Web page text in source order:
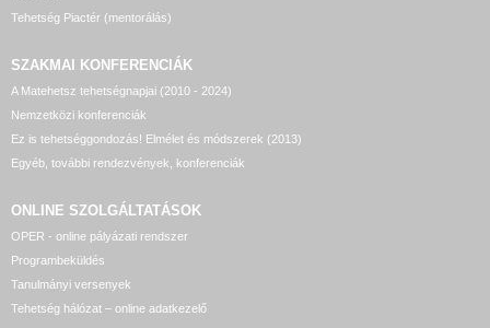
Tehetség Piactér (mentorálás)
SZAKMAI KONFERENCIÁK
A Matehetsz tehetségnapjai (2010 - 2024)
Nemzetközi konferenciák
Ez is tehetséggondozás! Elmélet és módszerek (2013)
Egyéb, további rendezvények, konferenciák
ONLINE SZOLGÁLTATÁSOK
OPER - online pályázati rendszer
Programbeküldés
Tanulmányi versenyek
Tehetség hálózat – online adatkezelő